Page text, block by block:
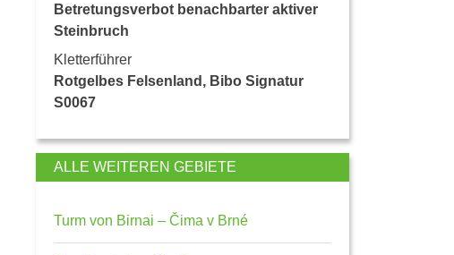
Betretungsverbot benachbarter aktiver
Steinbruch
Kletterführer
Rotgelbes Felsenland, Bibo Signatur
S0067
ALLE WEITEREN GEBIETE
Turm von Birnai – Čima v Brné